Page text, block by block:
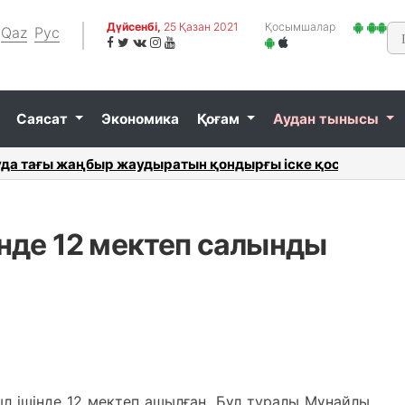
Qaz Рус Дүйсенбі, 25 Қазан 2021 Қосымшалар
Саясат Экономика Қоғам Аудан тынысы
қанша жем-шөп жинақталды...
12 мектеп салынды
ішінде 12 мектеп ашылған. Бұл туралы Мұнайлы